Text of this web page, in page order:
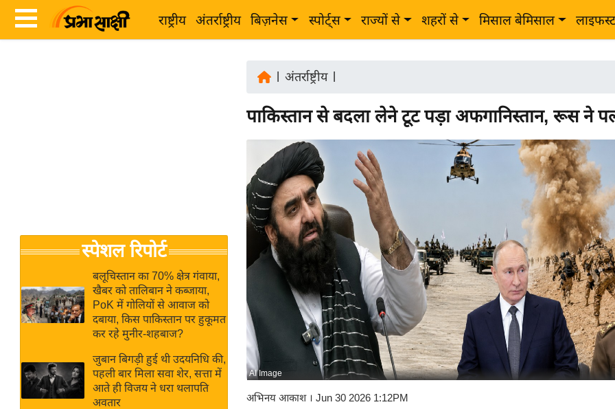
राष्ट्रीय अंतर्राष्ट्रीय बिज़नेस स्पोर्ट्स राज्यों से शहरों से मिसाल बेमिसाल
Breaking
News in
Hindi
Hindi
Videos
जगत
राय
बजट
IPL
2026
स्पेशल रिपोर्ट
बलूचिस्तान का 70% क्षेत्र गंवाया,
खैबर को तालिबान ने कब्जाया,
PoK में गोलियों से आवाज को
दबाया, किस पाकिस्तान पर हुकूमत
कर रहे मुनीर-शहबाज?
जुबान बिगड़ी हुई थी उदयनिधि की,
पहली बार मिला सवा शेर, सत्ता में
आते ही विजय ने धरा थलापति
अवतार
अंतर्राष्ट्रीय|
पाकिस्तान से बदला लेने टूट पड़ा अफगानिस्तान, रूस ने
AI Image
अभिनय आकाश। Jun 30 2026 1:12PM